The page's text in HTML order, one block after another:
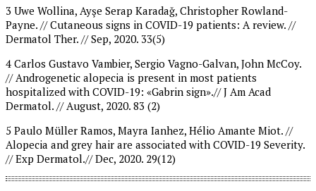
3 Uwe Wollina, Ayşe Serap Karadağ, Christopher Rowland-
Payne. // Cutaneous signs in COVID-19 patients: A review. //
Dermatol Ther. // Sep, 2020. 33(5)
4 Carlos Gustavo Vambier, Sergio Vagno-Galvan, John McCoy.
// Androgenetic alopecia is present in most patients
hospitalized with COVID-19: «Gabrin sign».// J Am Acad
Dermatol. // August, 2020. 83 (2)
5 Paulo Müller Ramos, Mayra Ianhez, Hélio Amante Miot. //
Alopecia and grey hair are associated with COVID-19 Severity.
// Exp Dermatol.// Dec, 2020. 29(12)